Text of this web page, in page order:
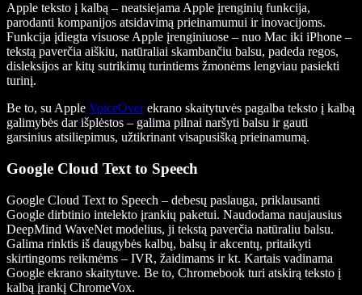
Apple teksto į kalbą – neatsiejama Apple įrenginių funkcija,
parodanti kompanijos atsidavimą prieinamumui ir inovacijoms.
Funkcija įdiegta visuose Apple įrenginiuose – nuo Mac iki iPhone –
tekstą paverčia aiškiu, natūraliai skambančiu balsu, padeda regos,
disleksijos ar kitų sutrikimų turintiems žmonėms lengviau pasiekti
turinį.
Be to, su Apple VoiceOverekrano skaitytuvės pagalba teksto į kalbą
galimybės dar išplėstos – galima pilnai naršyti balsu ir gauti
garsinius atsiliepimus, užtikrinant visapusišką prieinamumą.
Google Cloud Text to Speech
Google Cloud Text to Speech – debesų paslauga, priklausanti
Google dirbtinio intelekto įrankių paketui. Naudodama naujausius
DeepMind WaveNet modelius, ji tekstą paverčia natūraliu balsu.
Galima rinktis iš daugybės kalbų, balsų ir akcentų, pritaikyti
skirtingoms reikmėms – IVR, žaidimams ir kt. Kartais vadinama
Google ekrano skaitytuve. Be to, Chromebook turi atskirą teksto į
kalbą įrankį ChromeVox.